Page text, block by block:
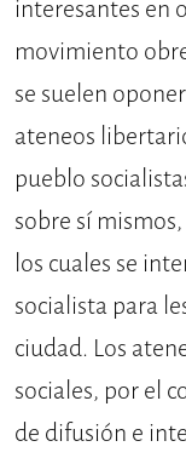
interesantes en
movimiento
se suelen
ateneos
pueblo
sobre sí
los cuales se
socialista para
ciudad. Los
sociales, por el
de difusión e